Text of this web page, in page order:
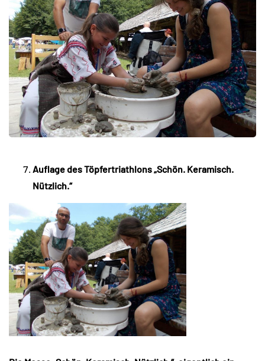
Auflage des Töpfertriathlons „Schön. Keramisch.
Nützlich.“